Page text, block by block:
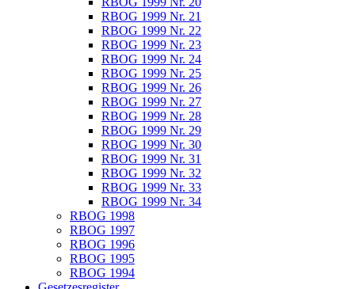
RBOG 1999 Nr. 21
RBOG 1999 Nr. 22
RBOG 1999 Nr. 23
RBOG 1999 Nr. 24
RBOG 1999 Nr. 25
RBOG 1999 Nr. 26
RBOG 1999 Nr. 27
RBOG 1999 Nr. 28
RBOG 1999 Nr. 29
RBOG 1999 Nr. 30
RBOG 1999 Nr. 31
RBOG 1999 Nr. 32
RBOG 1999 Nr. 33
RBOG 1999 Nr. 34
RBOG 1998
RBOG 1997
RBOG 1996
RBOG 1995
RBOG 1994